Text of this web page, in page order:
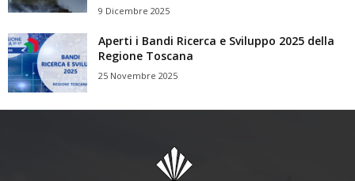
9 Dicembre 2025
Aperti i Bandi Ricerca e Sviluppo 2025 della
Regione Toscana
25 Novembre 2025